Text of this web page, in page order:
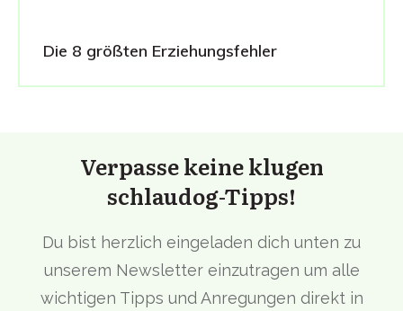
Die 8 größten Erziehungsfehler
Verpasse keine klugen
schlaudog-Tipps!
Du bist herzlich eingeladen dich unten zu
unserem Newsletter einzutragen um alle
wichtigen Tipps und Anregungen direkt in